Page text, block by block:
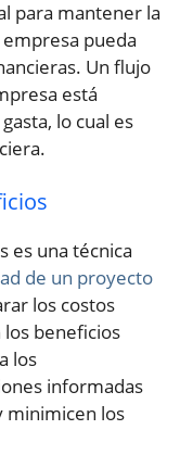
para mantener la
pueda
Un flujo
está
lo cual es
es una técnica
de un proyecto
los costos
los beneficios
los
informadas
minimicen los